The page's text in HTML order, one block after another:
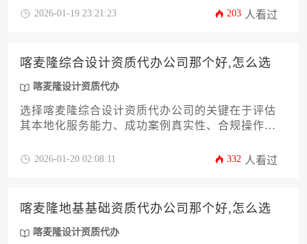
合、资质审批流程优化及风险防控体系建设的综合
2026-01-19 23:21:23 203 人看过
喀麦隆综合设计资质代办公司那个好,怎么选
喀麦隆设计资质代办
选择喀麦隆综合设计资质代办公司的关键在于评估
其本地化服务能力、成功案例真实性、合规操作流
察作出决策。
2026-01-20 02:08:11 332 人看过
喀麦隆地基基础资质代办公司那个好,怎么选
喀麦隆设计资质代办